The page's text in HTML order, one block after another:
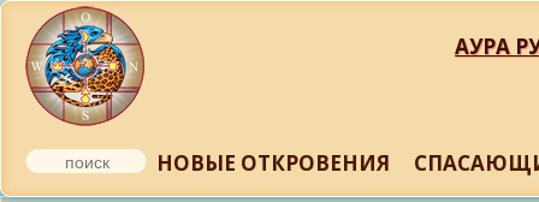
АУРА
НОВЫЕ ОТКРОВЕНИЯ